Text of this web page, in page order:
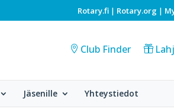
Rotary.fi | Rotary.org |
Club Finder
Jäsenille Yhteystiedot